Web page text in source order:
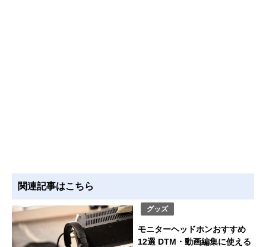
関連記事はこちら
グッズ
モニターヘッドホンおすすめ
12選 DTM・動画編集に使える